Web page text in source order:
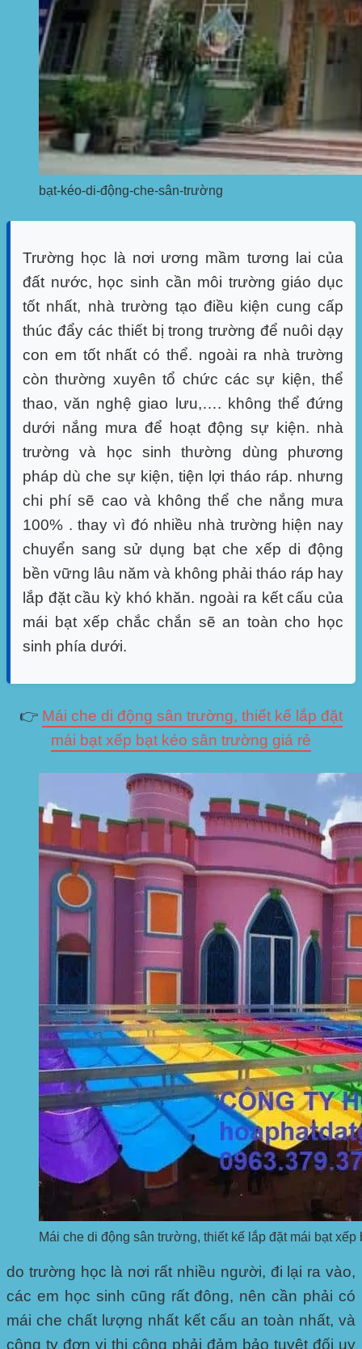
bạt-kéo-di-động-che-sân-trường
Trường học là nơi ương mầm tương lai của
đất nước, học sinh cần môi trường giáo dục
tốt nhất, nhà trường tạo điều kiện cung cấp
thúc đẩy các thiết bị trong trường để nuôi dạy
con em tốt nhất có thể. ngoài ra nhà trường
còn thường xuyên tổ chức các sự kiện, thể
thao, văn nghệ giao lưu,…. không thể đứng
dưới nắng mưa để hoạt động sự kiện. nhà
trường và học sinh thường dùng phương
pháp dù che sự kiện, tiện lợi tháo ráp. nhưng
chi phí sẽ cao và không thể che nắng mưa
100% . thay vì đó nhiều nhà trường hiện nay
chuyển sang sử dụng bạt che xếp di động
bền vững lâu năm và không phải tháo ráp hay
lắp đặt cầu kỳ khó khăn. ngoài ra kết cấu của
mái bạt xếp chắc chắn sẽ an toàn cho học
sinh phía dưới.
👉 Mái che di động sân trường, thiết kế lắp đặt
mái bạt xếp bạt kéo sân trường giá rẻ
Mái che di động sân trường, thiết kế lắp đặt mái bạt
do trường học là nơi rất nhiều người, đi lại ra vào,
các em học sinh cũng rất đông, nên cần phải có
mái che chất lượng nhất kết cấu an toàn nhất, và
công ty đơn vị thi công phải đảm bảo tuyệt đối uy